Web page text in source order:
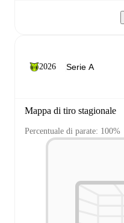
2026
Mappa di tiro stagionale
Percentuale di parate: 100%